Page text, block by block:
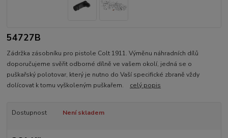
54727B
Zádržka zásobníku pro pistole Colt 1911. Výměnu náhradních dílů
doporučujeme svěřit odborné dílně ve vašem okolí, jedná se o
puškařský polotovar, který je nutno do Vaší specifické zbraně vždy
dolícovat k tomu vyškoleným puškařem. celý popis
Dostupnost Není skladem